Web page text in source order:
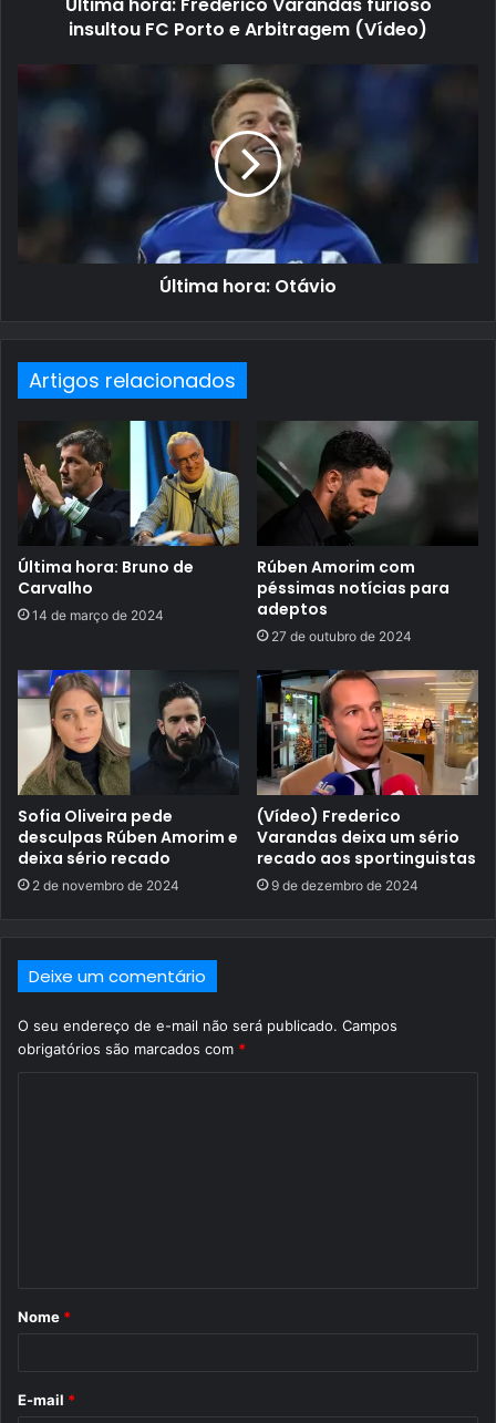
Última hora: Frederico Varandas furioso
insultou FC Porto e Arbitragem (Vídeo)
Última hora: Otávio
Artigos relacionados
Última hora: Bruno de
Carvalho
14 de março de 2024
Rúben Amorim com
péssimas notícias para
adeptos
27 de outubro de 2024
Sofia Oliveira pede
desculpas Rúben Amorim e
deixa sério recado
2 de novembro de 2024
(Vídeo) Frederico
Varandas deixa um sério
recado aos sportinguistas
9 de dezembro de 2024
Deixe um comentário
O seu endereço de e-mail não será publicado. Campos
obrigatórios são marcados com *
r
Nome *
E-mail *